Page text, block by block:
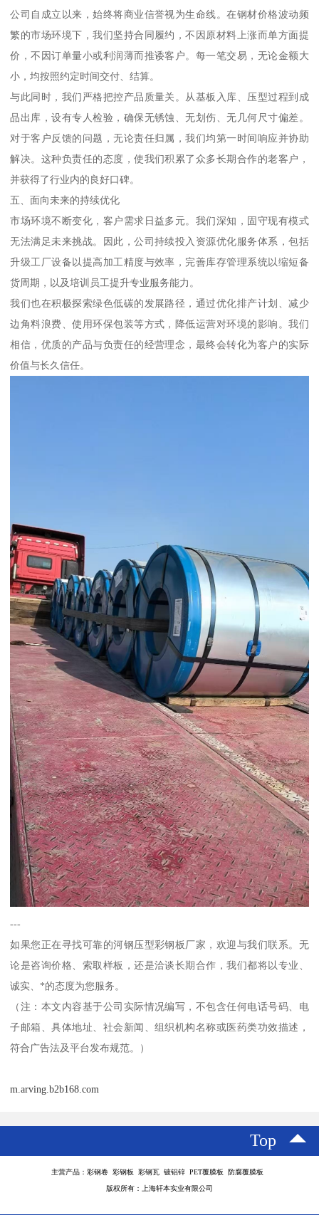
公司自成立以来，始终将商业信誉视为生命线。在钢材价格波动频
繁的市场环境下，我们坚持合同履约，不因原材料上涨而单方面提
价，不因订单量小或利润薄而推诿客户。每一笔交易，无论金额大
小，均按照约定时间交付、结算。
与此同时，我们严格把控产品质量关。从基板入库、压型过程到成
品出库，设有专人检验，确保无锈蚀、无划伤、无几何尺寸偏差。
对于客户反馈的问题，无论责任归属，我们均第一时间响应并协助
解决。这种负责任的态度，使我们积累了众多长期合作的老客户，
并获得了行业内的良好口碑。
五、面向未来的持续优化
市场环境不断变化，客户需求日益多元。我们深知，固守现有模式
无法满足未来挑战。因此，公司持续投入资源优化服务体系，包括
升级工厂设备以提高加工精度与效率，完善库存管理系统以缩短备
货周期，以及培训员工提升专业服务能力。
我们也在积极探索绿色低碳的发展路径，通过优化排产计划、减少
边角料浪费、使用环保包装等方式，降低运营对环境的影响。我们
相信，优质的产品与负责任的经营理念，最终会转化为客户的实际
价值与长久信任。
---
如果您正在寻找可靠的河钢压型彩钢板厂家，欢迎与我们联系。无
论是咨询价格、索取样板，还是洽谈长期合作，我们都将以专业、
诚实、*的态度为您服务。
（注：本文内容基于公司实际情况编写，不包含任何电话号码、电
子邮箱、具体地址、社会新闻、组织机构名称或医药类功效描述，
符合广告法及平台发布规范。）
m.arving.b2b168.com
Top
主营产品：彩钢卷 彩钢板 彩钢瓦 镀铝锌 PET覆膜板 防腐覆膜板
版权所有：上海轩本实业有限公司